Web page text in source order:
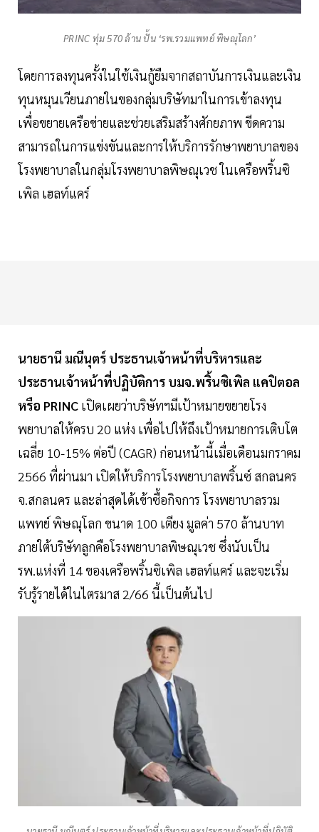
PRINC ทุ่ม 570 ล้าน ปั้น ‘รพ.รวมแพทย์ พิษณุโลก’
โดยการลงทุนครั้งในใช้เงินกู้ยืมจากสถาบันการเงินและเงิน
ทุนหมุนเวียนภายในของกลุ่มบริษัทมาในการเข้าลงทุน
เพื่อขยายเครือข่ายและช่วยเสริมสร้างศักยภาพ ขีดความ
สามารถในการแข่งขันและการให้บริการรักษาพยาบาลของ
โรงพยาบาลในกลุ่มโรงพยาบาลพิษณุเวช ในเครือพริ้นซิ
เพิล เฮลท์แคร์
นายธานี มณีนุตร์ ประธานเจ้าหน้าที่บริหารและ
ประธานเจ้าหน้าที่ปฏิบัติการ บมจ.พริ้นซิเพิล แคปิตอล
หรือ PRINC เปิดเผยว่าบริษัทฯมีเป้าหมายขยายโรง
พยาบาลให้ครบ 20 แห่ง เพื่อไปให้ถึงเป้าหมายการเติบโต
เฉลี่ย 10-15% ต่อปี (CAGR) ก่อนหน้านี้เมื่อเดือนมกราคม
2566 ที่ผ่านมา เปิดให้บริการโรงพยาบาลพริ้นซ์ สกลนคร
จ.สกลนคร และล่าสุดได้เข้าซื้อกิจการ โรงพยาบาลรวม
แพทย์ พิษณุโลก ขนาด 100 เตียง มูลค่า 570 ล้านบาท
ภายใต้บริษัทลูกคือโรงพยาบาลพิษณุเวช ซึ่งนับเป็น
รพ.แห่งที่ 14 ของเครือพริ้นซิเพิล เฮลท์แคร์ และจะเริ่ม
รับรู้รายได้ในไตรมาส 2/66 นี้เป็นต้นไป